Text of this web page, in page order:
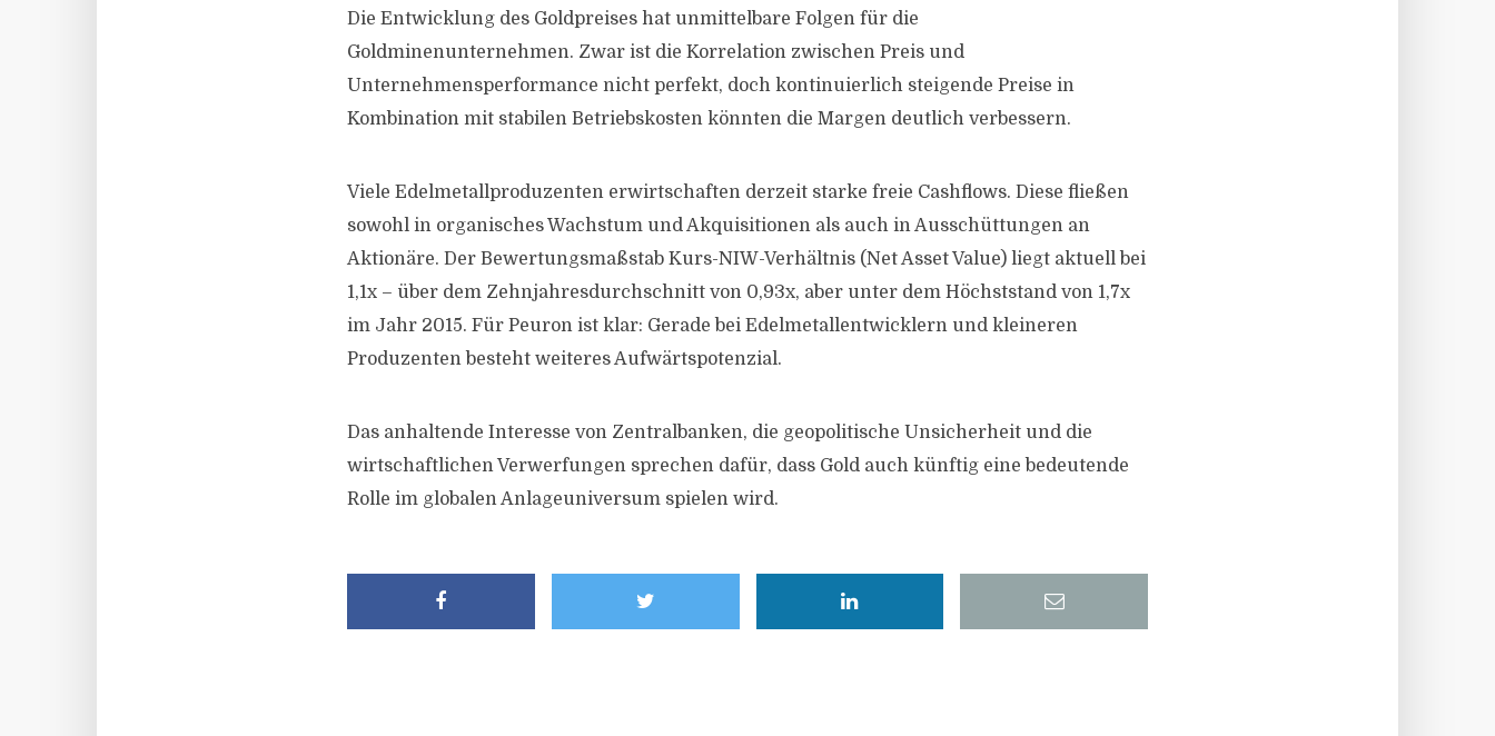
Die Entwicklung des Goldpreises hat unmittelbare Folgen für die
Goldminenunternehmen. Zwar ist die Korrelation zwischen Preis und
Unternehmensperformance nicht perfekt, doch kontinuierlich steigende Preise in
Kombination mit stabilen Betriebskosten könnten die Margen deutlich verbessern.
Viele Edelmetallproduzenten erwirtschaften derzeit starke freie Cashflows. Diese fließen
sowohl in organisches Wachstum und Akquisitionen als auch in Ausschüttungen an
Aktionäre. Der Bewertungsmaßstab Kurs-NIW-Verhältnis (Net Asset Value) liegt aktuell bei
1,1x – über dem Zehnjahresdurchschnitt von 0,93x, aber unter dem Höchststand von 1,7x
im Jahr 2015. Für Peuron ist klar: Gerade bei Edelmetallentwicklern und kleineren
Produzenten besteht weiteres Aufwärtspotenzial.
Das anhaltende Interesse von Zentralbanken, die geopolitische Unsicherheit und die
wirtschaftlichen Verwerfungen sprechen dafür, dass Gold auch künftig eine bedeutende
Rolle im globalen Anlageuniversum spielen wird.